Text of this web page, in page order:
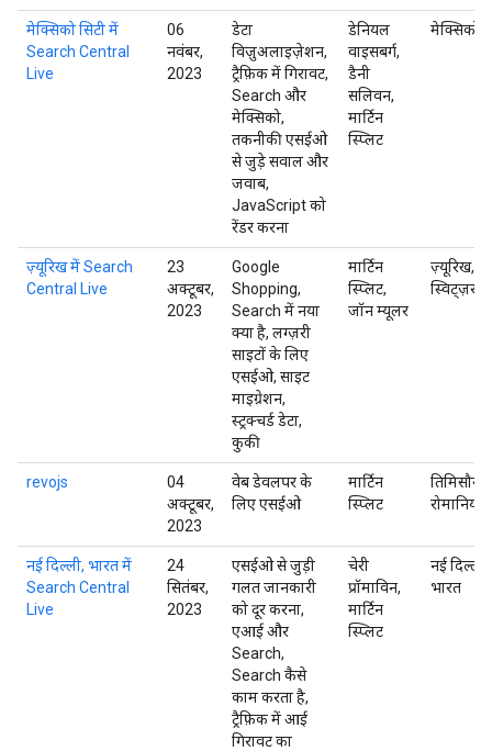
मेक्सिको सिटी में
Search Central
Live
06
नवंबर,
2023
डेटा
विज़ुअलाइज़ेशन,
ट्रैफ़िक में गिरावट,
Search और
मेक्सिको,
तकनीकी एसईओ
से जुड़े सवाल और
जवाब,
JavaScript को
रेंडर करना
डेनियल
वाइसबर्ग,
डैनी
सलिवन,
मार्टिन
स्प्लिट
मेक्सिको
ज़्यूरिख में Search
Central Live
23
अक्टूबर,
2023
Google
Shopping,
Search में नया
क्या है, लग्ज़री
साइटों के लिए
एसईओ, साइट
माइग्रेशन,
स्ट्रक्चर्ड डेटा,
कुकी
मार्टिन
स्प्लिट,
जॉन म्यूलर
ज़्यूरिख,
revojs
04
अक्टूबर,
2023
वेब डेवलपर के
लिए एसईओ
मार्टिन
स्प्लिट
तिमिसौरा,
रोमानिया
नई दिल्ली, भारत में
Search Central
Live
24
सितंबर,
2023
एसईओ से जुड़ी
गलत जानकारी
को दूर करना,
एआई और
Search,
Search कैसे
काम करता है,
ट्रैफ़िक में आई
गिरावट का
चेरी
प्रॉमाविन,
मार्टिन
स्प्लिट
नई दिल्ली,
भारत